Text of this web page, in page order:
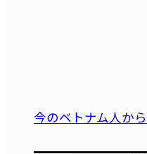
今のベトナム人か